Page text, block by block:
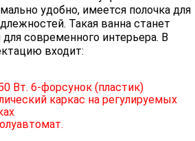
удобно, имеется полочка для
Такая ванна станет
современного интерьера. В
входит:
Вт. 6-форсунок (пластик)
каркас на регулируемых